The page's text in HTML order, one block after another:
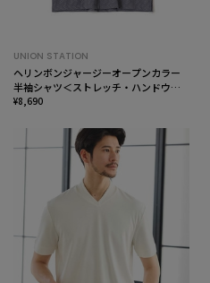
UNION STATION
ヘリンボンジャージーオープンカラー
半袖シャツ＜ストレッチ・ハンドウォ
ッシャブル＞
¥8,690